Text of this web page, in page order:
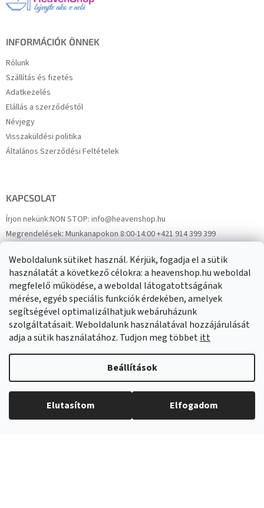
Weboldalunk sütiket használ. Kérjük, fogadja el a sütik
használatát a következő célokra: a heavenshop.hu weboldal
megfelelő működése, a weboldal látogatottságának
mérése, egyéb speciális funkciók érdekében, amelyek
segítségével optimalizálhatjuk webáruházunk
szolgáltatásait. Weboldalunk használatával hozzájárulását
adja a sütik használatához. Tudjon meg többetitt
Beállítások
Elutasítom Elfogadom
INFORMÁCIÓK ÖNNEK
Rólunk
Szállítás és fizetés
Adatkezelés
Elállás a szerződéstől
Névjegy
Visszaküldési politika
Általános Szerződési Feltételek
KAPCSOLAT
Írjon nekünk:NON STOP: info@heavenshop.hu
Megrendelések:Munkanapokon 8:00-14:00 +421 914 399 399
FacebookHeavenShop.sk
Eredményeink